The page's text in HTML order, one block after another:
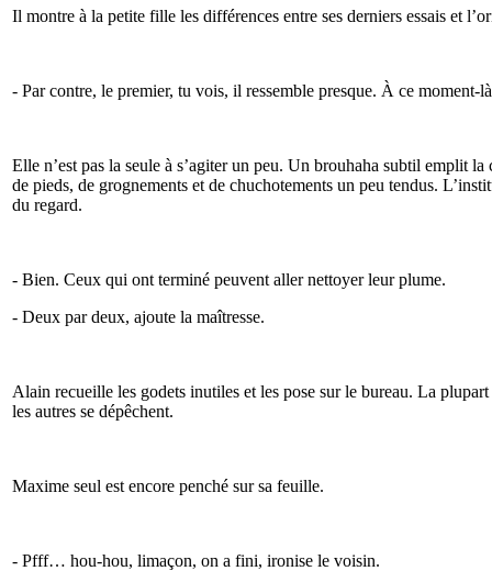
Il montre à la petite fille les différences entre ses derniers essais et
- Par contre, le premier, tu vois, il ressemble presque. À ce moment-
Elle n’est pas la seule à s’agiter un peu. Un brouhaha subtil emplit la
de pieds, de grognements et de chuchotements un peu tendus.
du regard.
- Bien. Ceux qui ont terminé peuvent aller nettoyer leur plume.
- Deux par deux, ajoute la maîtresse.
Alain recueille les godets inutiles et les pose sur le bureau. La
les autres se dépêchent.
Maxime seul est encore penché sur sa feuille.
- Pfff… hou-hou, limaçon, on a fini, ironise le voisin.